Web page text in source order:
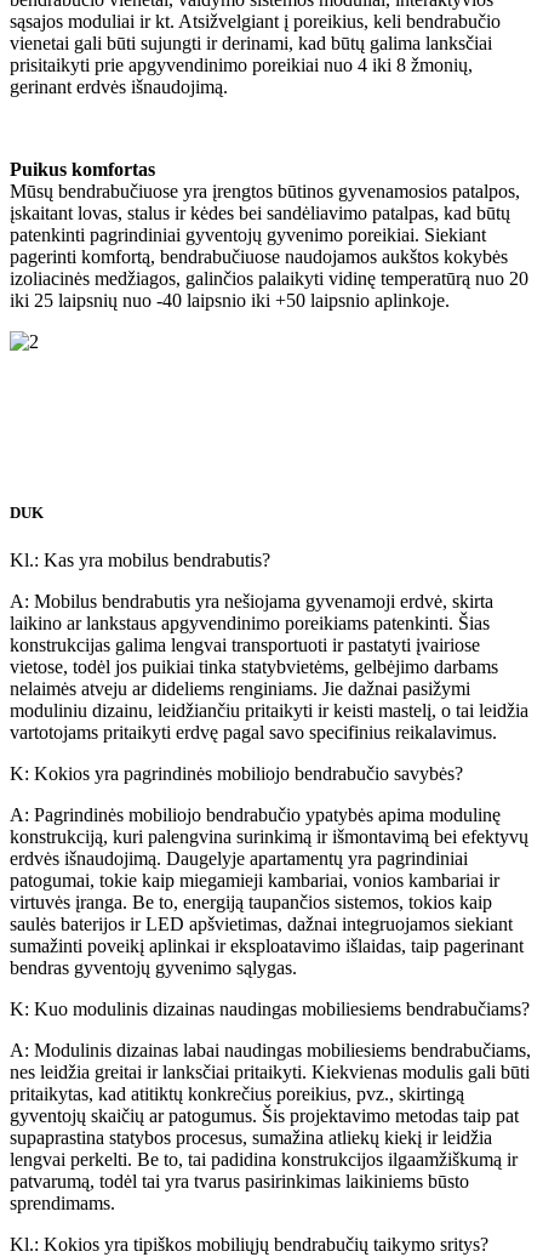
sąsajos moduliai ir kt. Atsižvelgiant į poreikius, keli bendrabučio
vienetai gali būti sujungti ir derinami, kad būtų galima lanksčiai
prisitaikyti prie apgyvendinimo poreikiai nuo 4 iki 8 žmonių,
gerinant erdvės išnaudojimą.
Puikus komfortas
Mūsų bendrabučiuose yra įrengtos būtinos gyvenamosios patalpos,
įskaitant lovas, stalus ir kėdes bei sandėliavimo patalpas, kad būtų
patenkinti pagrindiniai gyventojų gyvenimo poreikiai. Siekiant
pagerinti komfortą, bendrabučiuose naudojamos aukštos kokybės
izoliacinės medžiagos, galinčios palaikyti vidinę temperatūrą nuo 20
iki 25 laipsnių nuo -40 laipsnio iki +50 laipsnio aplinkoje.
DUK
Kl.: Kas yra mobilus bendrabutis?
A: Mobilus bendrabutis yra nešiojama gyvenamoji erdvė, skirta
laikino ar lankstaus apgyvendinimo poreikiams patenkinti. Šias
konstrukcijas galima lengvai transportuoti ir pastatyti įvairiose
vietose, todėl jos puikiai tinka statybvietėms, gelbėjimo darbams
nelaimės atveju ar dideliems renginiams. Jie dažnai pasižymi
moduliniu dizainu, leidžiančiu pritaikyti ir keisti mastelį, o tai leidžia
vartotojams pritaikyti erdvę pagal savo specifinius reikalavimus.
K: Kokios yra pagrindinės mobiliojo bendrabučio savybės?
A: Pagrindinės mobiliojo bendrabučio ypatybės apima modulinę
konstrukciją, kuri palengvina surinkimą ir išmontavimą bei efektyvų
erdvės išnaudojimą. Daugelyje apartamentų yra pagrindiniai
patogumai, tokie kaip miegamieji kambariai, vonios kambariai ir
virtuvės įranga. Be to, energiją taupančios sistemos, tokios kaip
saulės baterijos ir LED apšvietimas, dažnai integruojamos siekiant
sumažinti poveikį aplinkai ir eksploatavimo išlaidas, taip pagerinant
bendras gyventojų gyvenimo sąlygas.
K: Kuo modulinis dizainas naudingas mobiliesiems bendrabučiams?
A: Modulinis dizainas labai naudingas mobiliesiems bendrabučiams,
nes leidžia greitai ir lanksčiai pritaikyti. Kiekvienas modulis gali būti
pritaikytas, kad atitiktų konkrečius poreikius, pvz., skirtingą
gyventojų skaičių ar patogumus. Šis projektavimo metodas taip pat
supaprastina statybos procesus, sumažina atliekų kiekį ir leidžia
lengvai perkelti. Be to, tai padidina konstrukcijos ilgaamžiškumą ir
patvarumą, todėl tai yra tvarus pasirinkimas laikiniems būsto
sprendimams.
Kl.: Kokios yra tipiškos mobiliųjų bendrabučių taikymo sritys?